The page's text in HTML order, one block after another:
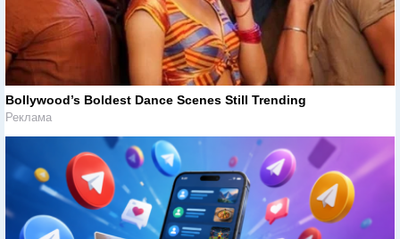
Bollywood’s Boldest Dance Scenes Still Trending
Реклама